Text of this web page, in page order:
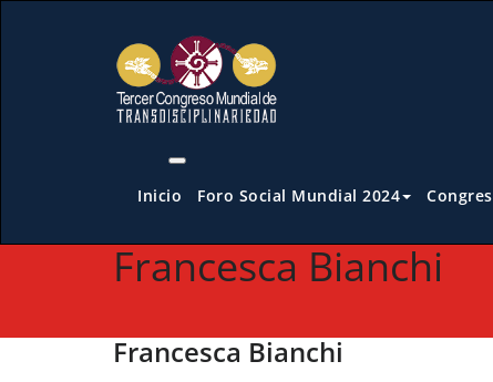
Inicio Foro Social Mundial 2024
Francesca Bianchi
Francesca Bianchi